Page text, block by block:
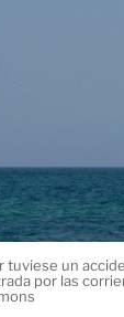
tuviese un
por las